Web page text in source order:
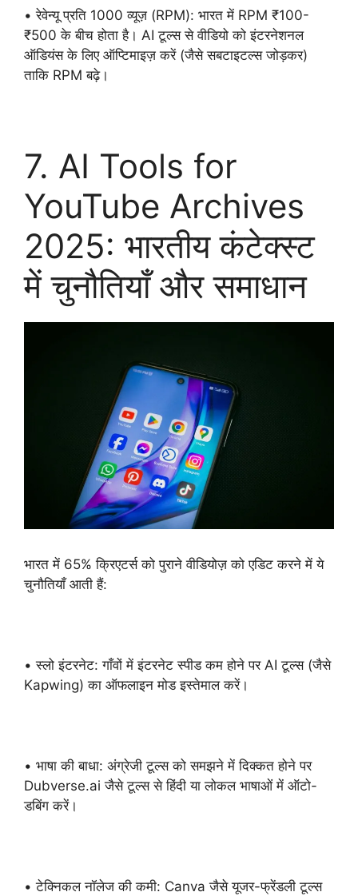
• रेवेन्यू प्रति 1000 व्यूज़ (RPM): भारत में RPM ₹100-
₹500 के बीच होता है। AI टूल्स से वीडियो को इंटरनेशनल
ऑडियंस के लिए ऑप्टिमाइज़ करें (जैसे सबटाइटल्स जोड़कर)
ताकि RPM बढ़े।
7. AI Tools for
YouTube Archives
2025: भारतीय कंटेक्स्ट
में चुनौतियाँ और समाधान
भारत में 65% क्रिएटर्स को पुराने वीडियोज़ को एडिट करने में ये
चुनौतियाँ आती हैं:
• स्लो इंटरनेट: गाँवों में इंटरनेट स्पीड कम होने पर AI टूल्स (जैसे
Kapwing) का ऑफलाइन मोड इस्तेमाल करें।
• भाषा की बाधा: अंग्रेजी टूल्स को समझने में दिक्कत होने पर
Dubverse.ai जैसे टूल्स से हिंदी या लोकल भाषाओं में ऑटो-
डबिंग करें।
• टेक्निकल नॉलेज की कमी: Canva जैसे यूजर-फ्रेंडली टूल्स